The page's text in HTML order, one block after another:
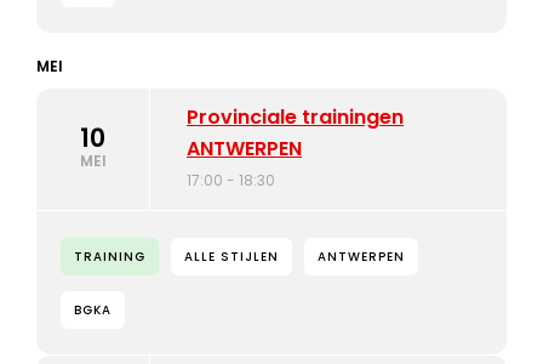
MEI
10
MEI
Provinciale trainingen
ANTWERPEN
17:00 - 18:30
TRAINING ALLE STIJLEN ANTWERPEN
BGKA